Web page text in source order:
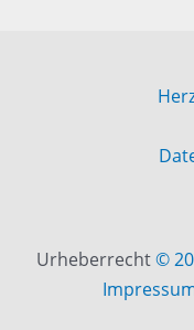
Urheberrecht©